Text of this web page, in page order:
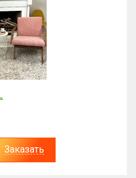
Заказать